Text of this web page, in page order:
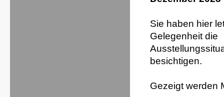
Sie haben hier
Gelegenheit die
besichtigen.
Gezeigt werden